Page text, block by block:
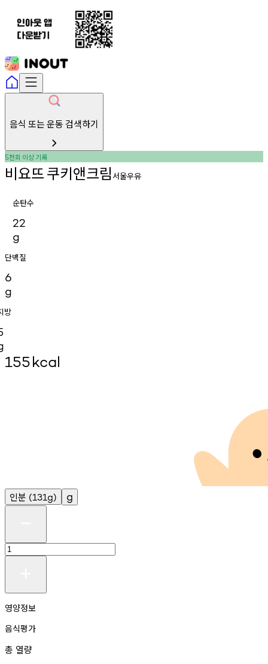
음식 또는 운동 검색하기
5천회 이상기록
비요뜨쿠키앤크림 서울우유
순탄수
22
g
단백질
6
g
방
155kcal
인분 (131g) g
영양정보
음식평가
총 열량